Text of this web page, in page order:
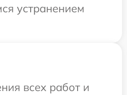
устранением
всех работ и